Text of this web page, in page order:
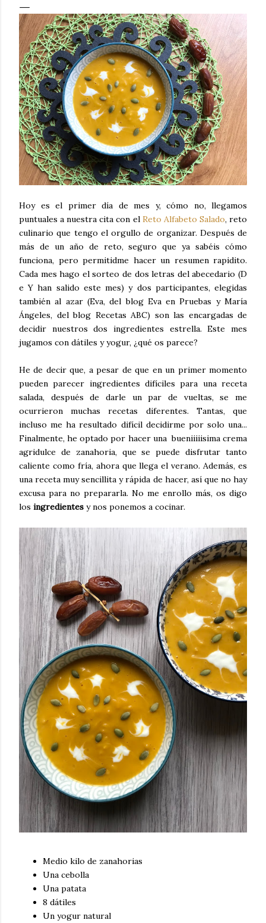
Hoy es el primer día de mes y, cómo no, llegamos
puntuales a nuestra cita con el Reto Alfabeto Salado, reto
culinario que tengo el orgullo de organizar. Después de
más de un año de reto, seguro que ya sabéis cómo
funciona, pero permitidme hacer un resumen rapidito.
Cada mes hago el sorteo de dos letras del abecedario (D
e Y han salido este mes) y dos participantes, elegidas
también al azar (Eva, del blog Eva en Pruebas y María
Ángeles, del blog Recetas ABC) son las encargadas de
decidir nuestros dos ingredientes estrella. Este mes
jugamos con dátiles y yogur, ¿qué os parece?
He de decir que, a pesar de que en un primer momento
pueden parecer ingredientes difíciles para una receta
salada, después de darle un par de vueltas, se me
ocurrieron muchas recetas diferentes. Tantas, que
incluso me ha resultado difícil decidirme por solo una...
Finalmente, he optado por hacer una bueniiiiisima crema
agridulce de zanahoria, que se puede disfrutar tanto
caliente como fría, ahora que llega el verano. Además, es
una receta muy sencillita y rápida de hacer, así que no hay
excusa para no prepararla. No me enrollo más, os digo
los ingredientes y nos ponemos a cocinar.
Medio kilo de zanahorias
Una cebolla
Una patata
8 dátiles
Un yogur natural